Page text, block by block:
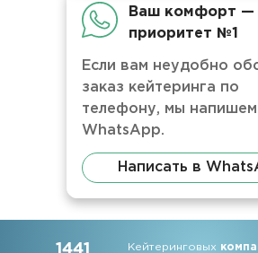
Ваш комфорт —
приоритет №1
Если вам неудобно
заказ кейтеринга по
телефону, мы
WhatsApp.
Написать в
1441 Кейтеринговых